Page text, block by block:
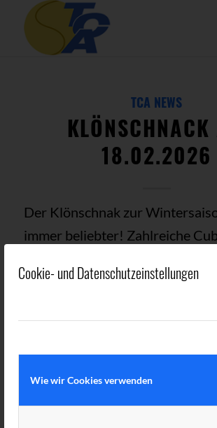
Cookie- und Datenschutzeinstellungen
Wie wir Cookies verwenden
TCA NEWS
KLÖNSCHNACK
18.02.2026
Der Klönschnak zur
immer beliebter! Zahlreiche
Wiedersehen, auf interessante
Schulungs- u. Übungsabend auf
Termin und genossen die tolle